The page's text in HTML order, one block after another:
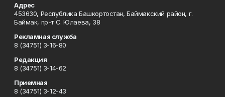
Адрес
453630, Республика Башкортостан, Баймакский район, г.
Баймак, пр-т С. Юлаева, 38
Рекламная служба
8 (34751) 3-16-80
Редакция
8 (34751) 3-14-62
Приемная
8 (34751) 3-12-43